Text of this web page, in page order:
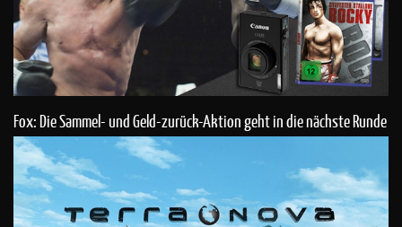
Fox: Die Sammel- und Geld-zurück-Aktion geht in die nächste Runde